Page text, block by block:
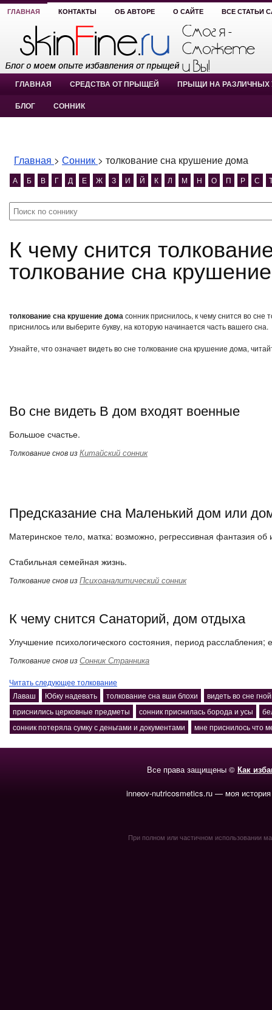
ГЛАВНАЯ КОНТАКТЫ ОБ АВТОРЕ О САЙТЕ ВСЕ СТАТЬИ
ГЛАВНАЯ СРЕДСТВА ОТ ПРЫЩЕЙ ПРЫЩИ НА РАЗЛИЧНЫХ
БЛОГ СОННИК
Главная > Сонник > толкование сна крушение дома
А Б В Г Д Е Ж З И Й К Л М Н О П Р С
К чему снится толкование сна крушение дома?
толкование сна
толкование сна крушение домасонник приснилось, к чему снится во
приснилось или выберите букву, на которую начинается часть вашего сна.
Узнайте, что означает видеть во сне толкование сна крушение дома,
Во сне видеть В дом входят военные
Большое счастье.
Толкование снов изКитайский сонник
Предсказание сна Маленький дом или
Материнское тело, матка: возможно, регрессивная фантазия
Стабильная семейная жизнь.
Толкование снов изПсихоаналитический сонник
К чему снится Санаторий, дом отдыха
Улучшение психологического состояния, период расслабления;
Толкование снов изСонник Странника
Читать следующее толкование
Лаваш
Юбку надевать толкование сна вши блохи
видеть во сне
приснились церковные предметы
сонник приснилась борода и усы
сонник потеряла сумку с деньгами и документами
мне приснилось что
Все права защищены © Как
inneov-nutricosmetics.ru — моя
При полном или частичном использовании